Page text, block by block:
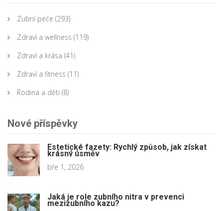
Zubní péče (293)
Zdraví a wellness (119)
Zdraví a krása (41)
Zdraví a fitness (11)
Rodina a děti (8)
Nové příspěvky
Estetické fazety: Rychlý způsob, jak získat
krásný úsměv
bře 1, 2026
Jaká je role zubního nitra v prevenci
mezizubního kazu?